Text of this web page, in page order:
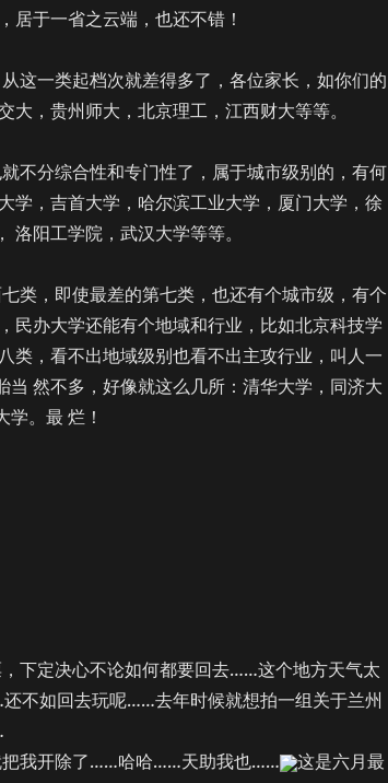
居于一省之云端，也还不错！
起档次就差得多了，各位家长，如你们的
大，贵州师大，北京理工，江西财大等等。
合性和专门性了，属于城市级别的，有何
学，吉首大学，哈尔滨工业大学，厦门大学，徐
洛阳工学院，武汉大学等等。
使最差的第七类，也还有个城市级，有个
民办大学还能有个地域和行业，比如北京科技学
类，看不出地域级别也看不出主攻行业，叫人一
当 然不多，好像就这么几所：清华大学，同济大
。最 烂！
下定决心不论如何都要回去……这个地方天气太
不如回去玩呢……去年时候就想拍一组关于兰州
我开除了……哈哈……天助我也……
这是六月最